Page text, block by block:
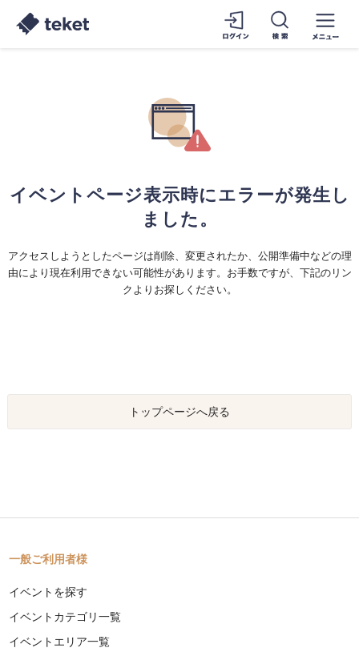
イベントページ表示時にエラーが発生し
ました。
アクセスしようとしたページは削除、変更されたか、公開準備中などの理
由により現在利用できない可能性があります。お手数ですが、下記のリン
クよりお探しください。
トップページへ戻る
一般ご利用者様
イベントを探す
イベントカテゴリ一覧
イベントエリア一覧